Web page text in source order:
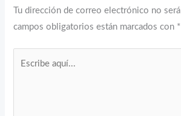
Tu dirección de correo electrónico no
campos obligatorios están marcados con *